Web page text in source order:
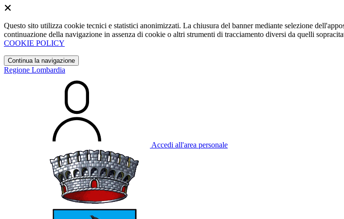
Questo sito utilizza cookie tecnici e statistici anonimizzati. La chiusura del banner mediante selezione
continuazione della navigazione in assenza di cookie o altri strumenti di tracciamento diversi da quelli
COOKIE POLICY
Continua la navigazione
Regione Lombardia
Accedi all'area personale